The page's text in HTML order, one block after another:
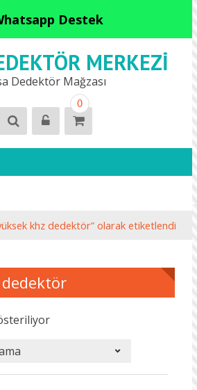
Destek
MERKEZI
Dedektör Mağzası
0
khz dedektör” olarak etiketlendi